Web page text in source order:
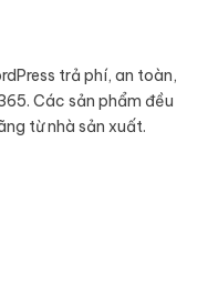
trả phí, an toàn,
Các sản phẩm đều
từ nhà sản xuất.